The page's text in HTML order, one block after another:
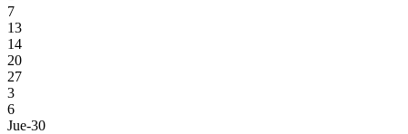
7
13
14
20
27
3
6
Jue-30